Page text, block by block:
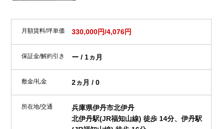
月額賃料/坪単価 330,000円/4,076円
保証金/解約引き ー / 1ヵ月
敷金/礼金 2ヵ月 / 0
所在地/交通
兵庫県伊丹市北伊丹
北伊丹駅(JR福知山線) 徒歩 14分、伊丹駅